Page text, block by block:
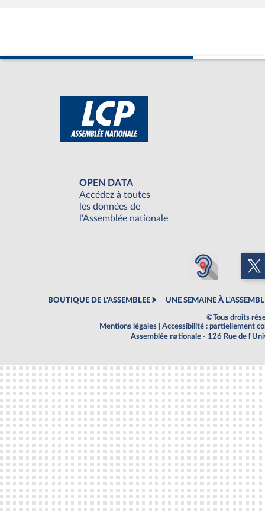
OPEN DATA
Accédez à toutes
les données de
l'Assemblée nationale
BOUTIQUE DE L'ASSEMBLEE UNE SEMAINE À
©Tous droits
Mentions légales
Accessibilité : partiellement
Assemblée nationale - 126 Rue de